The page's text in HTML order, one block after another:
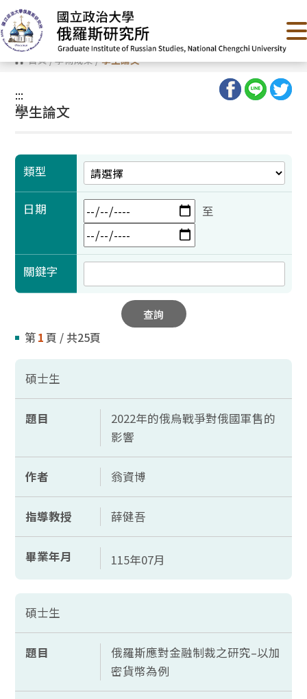
跳
到
主
要
內
容 首頁/學術成果/學生論文
:::
:::
學生論文
類型
日期 至
關鍵字
查詢
第1 頁 / 共25頁
碩士生
題目
2022年的俄烏戰爭對俄國軍售的
影響
作者 翁資博
指導教授 薛健吾
畢業年月 115年07月
碩士生
題目
俄羅斯應對金融制裁之研究–以加
密貨幣為例